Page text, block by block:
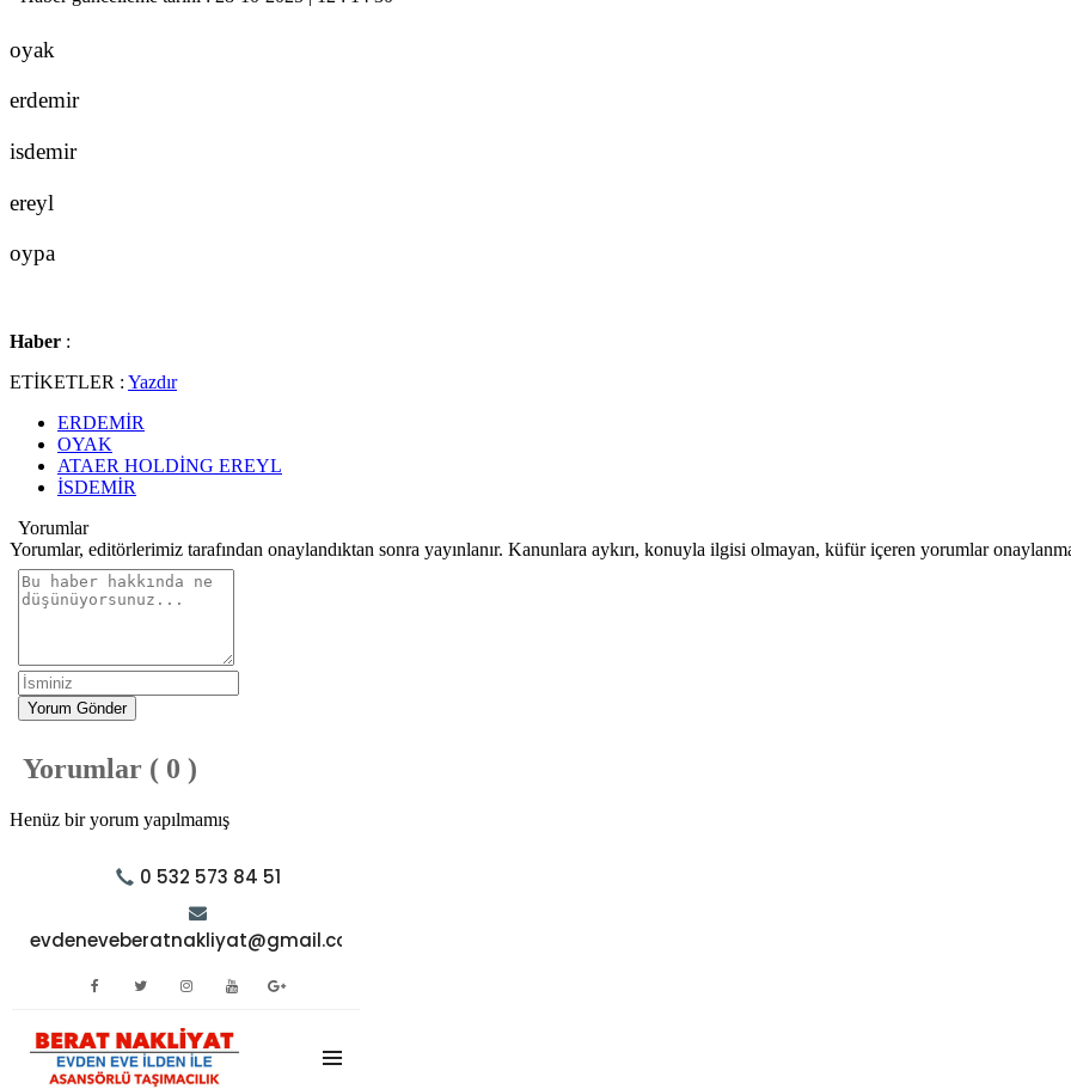
oyak
erdemir
isdemir
ereyl
oypa
Haber :
ETİKETLER : Yazdır
ERDEMİR
OYAK
ATAER HOLDİNG EREYL
İSDEMİR
Yorumlar
Yorumlar, editörlerimiz tarafından onaylandıktan sonra yayınlanır. Kanunlara aykırı, konuyla ilgisi olmayan, küfür içeren yorumlar
Yorum Gönder
Yorumlar ( 0 )
Henüz bir yorum yapılmamış